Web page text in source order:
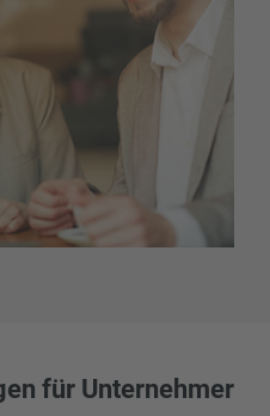
für Unternehmer